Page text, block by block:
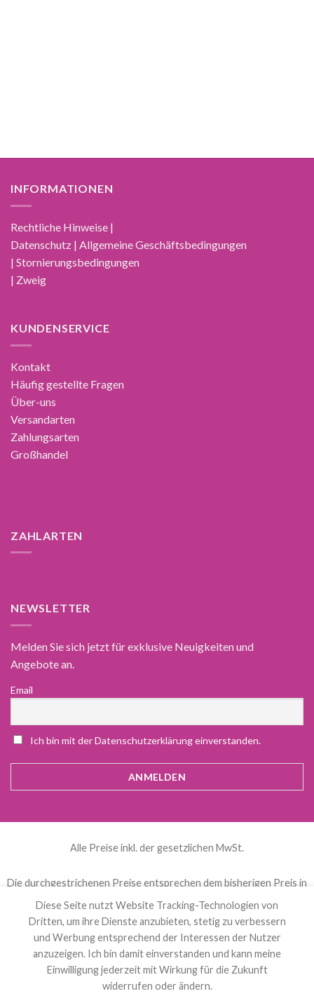
INFORMATIONEN
Rechtliche Hinweise |
Datenschutz | Allgemeine Geschäftsbedingungen
| Stornierungsbedingungen
| Zweig
KUNDENSERVICE
Kontakt
Häufig gestellte Fragen
Über-uns
Versandarten
Zahlungsarten
Großhandel
ZAHLARTEN
NEWSLETTER
Melden Sie sich jetzt für exklusive Neuigkeiten und
Angebote an.
Email
Ich bin mit der Datenschutzerklärung einverstanden.
Alle Preise inkl. der gesetzlichen MwSt.
Die durchgestrichenen Preise entsprechen dem bisherigen Preis in
diesem Online-Shop.
Diese Seite nutzt Website Tracking-Technologien von
Dritten, um ihre Dienste anzubieten, stetig zu verbessern
und Werbung entsprechend der Interessen der Nutzer
anzuzeigen. Ich bin damit einverstanden und kann meine
Einwilligung jederzeit mit Wirkung für die Zukunft
widerrufen oder ändern.
العربية(Arabisch) Čeština(Tschechisch)
Nederlands( Niederländisch ) English (Englisch)
Französisch) Deutsch